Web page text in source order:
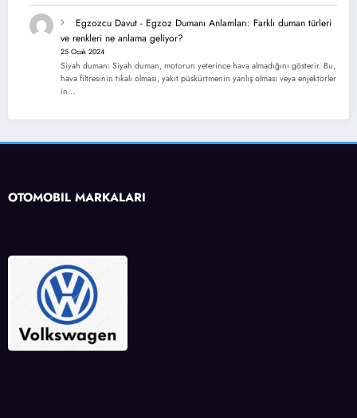
Egzozcu Davut - Egzoz Dumanı Anlamları: Farklı duman türleri
ve renkleri ne anlama geliyor?
25 Ocak 2024
Siyah duman: Siyah duman, motorun yeterince hava almadığını gösterir. Bu,
hava filtresinin tıkalı olması, yakıt püskürtmenin yanlış olması veya enjektörler
in…
OTOMOBİL MARKALARI